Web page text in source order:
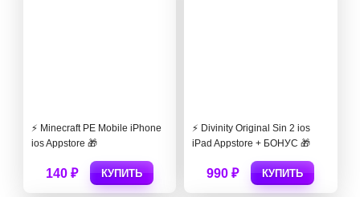
⚡️ Minecraft PE Mobile iPhone
ios Appstore 🎁
140 ₽ КУПИТЬ
⚡️ Divinity Original Sin 2 ios
iPad Appstore + БОНУС 🎁
990 ₽ КУПИТЬ